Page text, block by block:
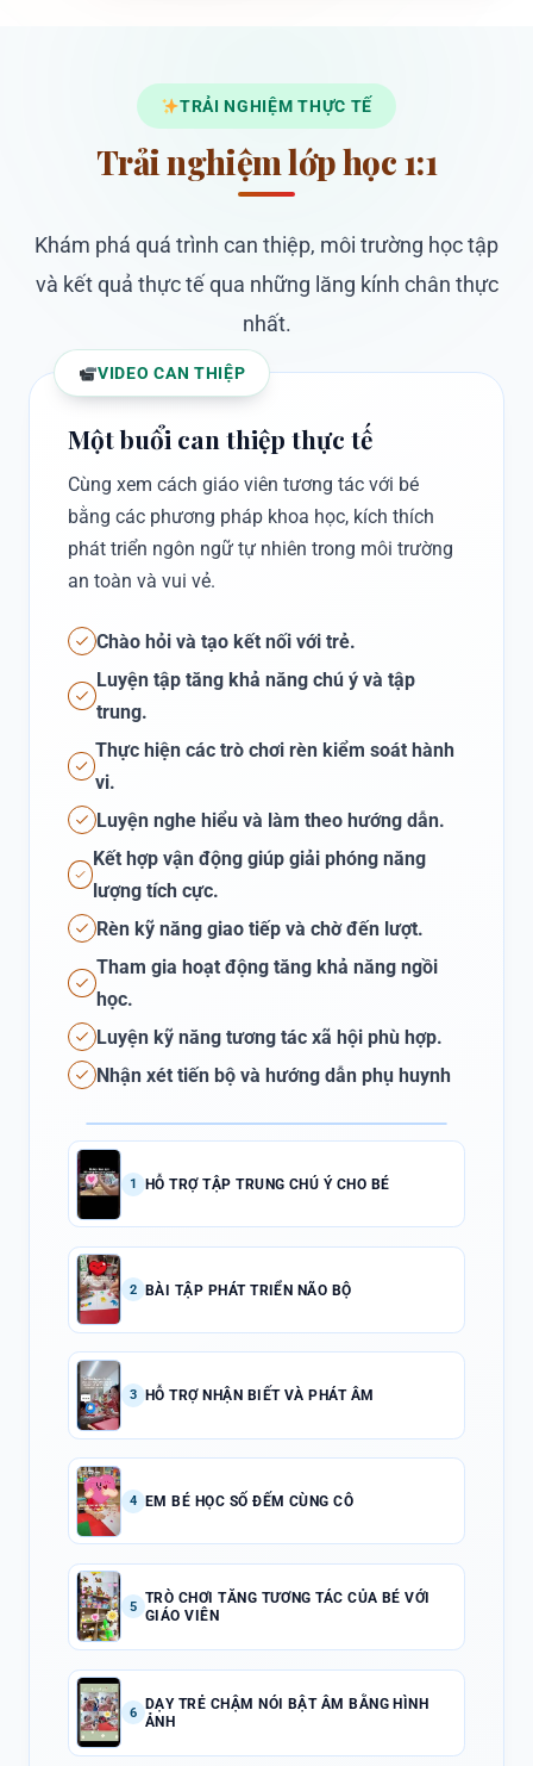
TRẢI NGHIỆM THỰC TẾ
Trải nghiệm lớp học 1:1
Khám phá quá trình can thiệp, môi trường học tập
và kết quả thực tế qua những lăng kính chân thực
nhất.
VIDEO CAN THIỆP
Một buổi can thiệp thực tế
Cùng xem cách giáo viên tương tác với bé
bằng các phương pháp khoa học, kích thích
phát triển ngôn ngữ tự nhiên trong môi trường
an toàn và vui vẻ.
Chào hỏi và tạo kết nối với trẻ.
Luyện tập tăng khả năng chú ý và tập
trung.
Thực hiện các trò chơi rèn kiểm soát hành
vi.
Luyện nghe hiểu và làm theo hướng dẫn.
Kết hợp vận động giúp giải phóng năng
lượng tích cực.
Rèn kỹ năng giao tiếp và chờ đến lượt.
Tham gia hoạt động tăng khả năng ngồi
học.
Luyện kỹ năng tương tác xã hội phù hợp.
Nhận xét tiến bộ và hướng dẫn phụ huynh
1 HỖ TRỢ TẬP TRUNG CHÚ Ý CHO BÉ
2 BÀI TẬP PHÁT TRIỂN NÃO BỘ
3 HỖ TRỢ NHẬN BIẾT VÀ PHÁT ÂM
4 EM BÉ HỌC SỐ ĐẾM CÙNG CÔ
5 TRÒ CHƠI TĂNG TƯƠNG TÁC CỦA BÉ VỚI
GIÁO VIÊN
6 DẠY TRẺ CHẬM NÓI BẬT ÂM BẰNG HÌNH
ẢNH